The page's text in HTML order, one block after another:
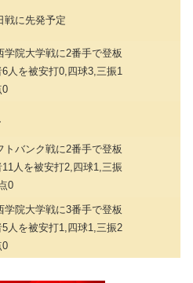
戦に先発予定
学院大学戦に2番手で登板
6人を被安打0,四球3,三振1
0
トバンク戦に2番手で登板
11人を被安打2,四球1,三振
0
学院大学戦に3番手で登板
5人を被安打1,四球1,三振2
0